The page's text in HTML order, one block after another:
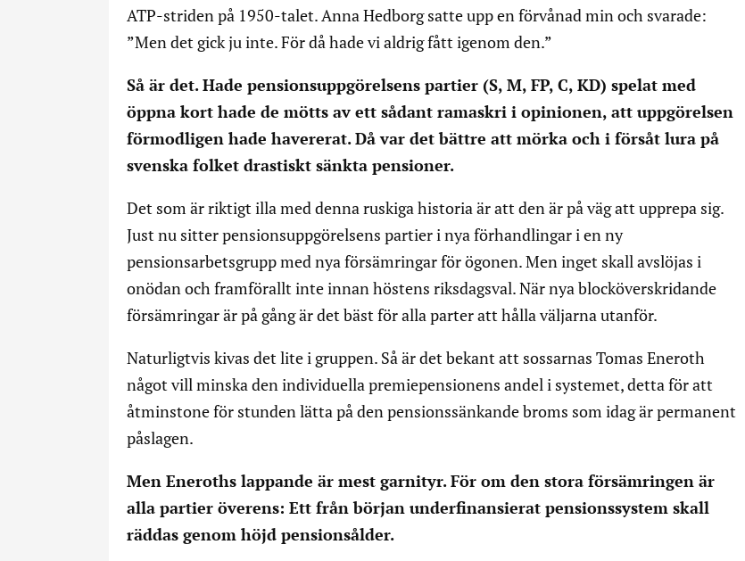
ATP-striden på 1950-talet. Anna Hedborg satte upp en förvånad min och svarade:
”Men det gick ju inte. För då hade vi aldrig fått igenom den.”
Så är det. Hade pensionsuppgörelsens partier (S, M, FP, C, KD) spelat med
öppna kort hade de mötts av ett sådant ramaskri i opinionen, att uppgörelsen
förmodligen hade havererat. Då var det bättre att mörka och i försåt lura på
svenska folket drastiskt sänkta pensioner.
Det som är riktigt illa med denna ruskiga historia är att den är på väg att upprepa sig.
Just nu sitter pensionsuppgörelsens partier i nya förhandlingar i en ny
pensionsarbetsgrupp med nya försämringar för ögonen. Men inget skall avslöjas i
onödan och framförallt inte innan höstens riksdagsval. När nya blocköverskridande
försämringar är på gång är det bäst för alla parter att hålla väljarna utanför.
Naturligtvis kivas det lite i gruppen. Så är det bekant att sossarnas Tomas Eneroth
något vill minska den individuella premiepensionens andel i systemet, detta för att
åtminstone för stunden lätta på den pensionssänkande broms som idag är permanent
påslagen.
Men Eneroths lappande är mest garnityr. För om den stora försämringen är
alla partier överens: Ett från början underfinansierat pensionssystem skall
räddas genom höjd pensionsålder.